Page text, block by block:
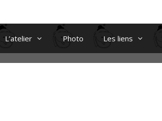
L’atelier Photo Les liens